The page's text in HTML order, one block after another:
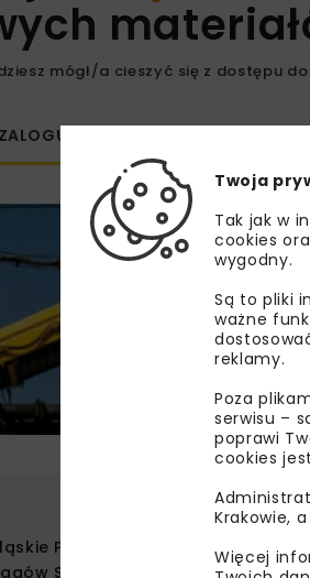
mógł/a cieszyć się z dostępu
ZALOGUJ SIĘ
Przedsiębiorstwo
SA
Twoja
Tak jak w
cookies
wygodny.
Są to pliki
ważne
reklamy.
Poza
serwisu –
poprawi
cookies
Krakowie,
Więcej